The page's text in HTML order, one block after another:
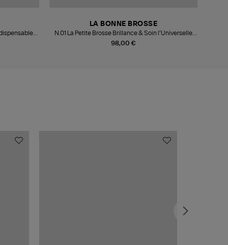
98,00 €
LA BONNE BROSSE
N.01 La Petite Brosse Brillance & Soin l’Universelle
Rouge Cerise